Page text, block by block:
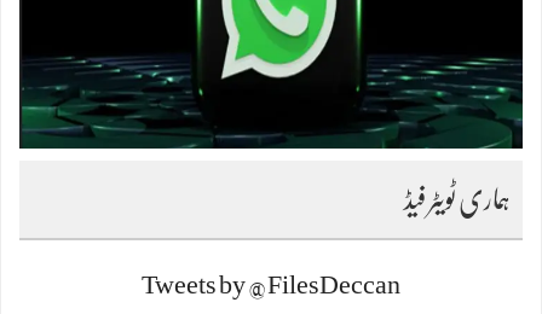
ہماری ٹویٹر فیڈ
Tweets by @FilesDeccan